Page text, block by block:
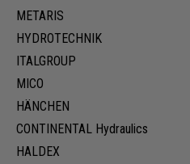
METARIS
HYDROTECHNIK
ITALGROUP
MICO
HÄNCHEN
CONTINENTAL Hydraulics
HALDEX